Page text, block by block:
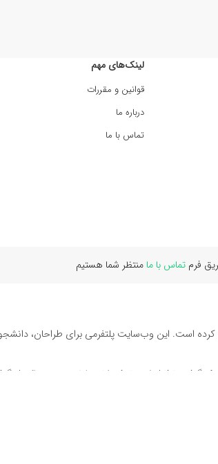
لینک‌های مهم
قوانین و مقررات
درباره ما
تماس با ما
فرمتماس با ما منتظر شما هستیم
کرده است. این وب‌سایت‌ پلتفرمی برای طراحان،
تا فایل لایه باز فتوشاپ، ایلاستریتور و
پرداخته‌ایم:
کسب‌وکارها، طراحان و سایر افراد را برآورده